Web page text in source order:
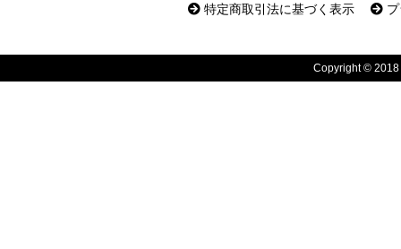
特定商取引法に基づく表示
Copyright © 2018